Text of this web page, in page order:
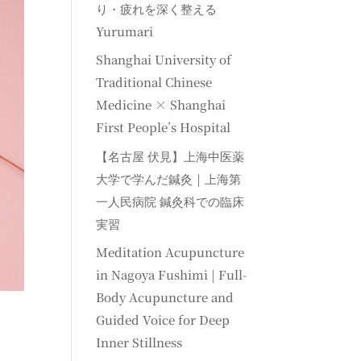
り・疲れを深く整える
Yurumari
Shanghai University of
Traditional Chinese
Medicine × Shanghai
First People’s Hospital
【名古屋 伏見】上海中医薬
大学で学んだ鍼灸｜上海第
一人民病院 鍼灸科での臨床
実習
Meditation Acupuncture
in Nagoya Fushimi | Full-
Body Acupuncture and
Guided Voice for Deep
Inner Stillness